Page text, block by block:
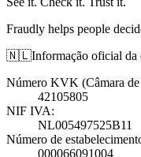
Fraudly helps people
🇳🇱Informação oficial da
Número KVK (Câmara de
42105805
NIF IVA:
NL005497525B11
Número de
000066091004